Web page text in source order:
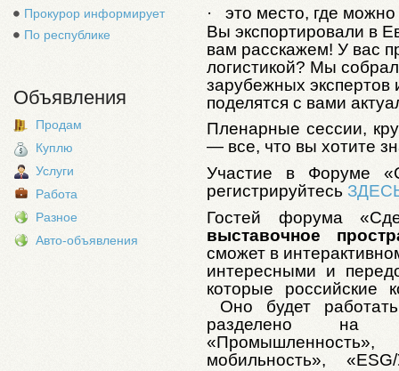
Прокурор информирует
По республике
Объявления
Продам
Куплю
Услуги
Работа
Разное
Авто-объявления
·
это место, где
Вы экспортировали в
вам расскажем! У вас
логистикой? Мы
зарубежных экспертов
поделятся с вами
Пленарные сессии,
— все, что вы хотите
Участие в Форуме
регистрируйтесь
Гостей форума
выставочное
сможет в
интересными и
которые российские
Оно будет
разделено на
мобильность»,